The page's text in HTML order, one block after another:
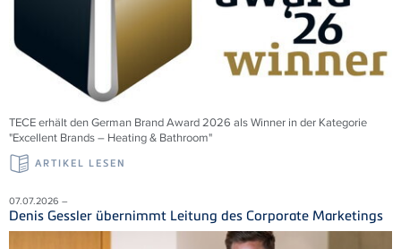
TECE erhält den German Brand Award 2026 als Winner in der Kategorie
"Excellent Brands – Heating & Bathroom"
ARTIKEL LESEN
07.07.2026 –
Denis Gessler übernimmt Leitung des Corporate Marketings